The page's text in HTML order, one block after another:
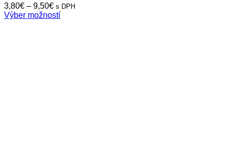
3,80€ – 9,50€Price
range:
s DPH
Výber možností